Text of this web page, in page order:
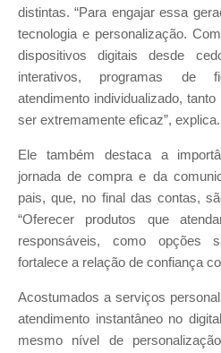
distintas. “Para engajar essa
tecnologia e personalização.
dispositivos digitais desde
interativos, programas de
atendimento individualizado,
ser extremamente eficaz”, explica.
Ele também destaca a
jornada de compra e da
pais, que, no final das contas,
“Oferecer produtos que
responsáveis, como opções
fortalece a relação de confiança
Acostumados a serviços
atendimento instantâneo no
mesmo nível de